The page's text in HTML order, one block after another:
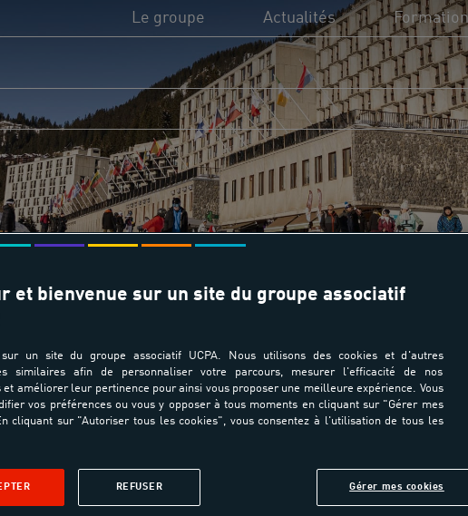
Le groupe
L'UCPA, c'est quoi ?
Utilité sociale de l'UCPA
Missions et valeurs
Transition écologique
Domaines d'activité
Actualités
UCPA
Diplômes
LES
et bienvenue sur un site du groupe associatif
un site du groupe associatif UCPA. Nous utilisons des cookies et d'autres
similaires afin de personnaliser votre parcours, mesurer l'efficacité de nos
et améliorer leur pertinence pour ainsi vous proposer une meilleure expérience. Vous
vos préférences ou vous y opposer à tous moments en cliquant sur "Gérer mes
cliquant sur "Autoriser tous les cookies", vous consentez à l'utilisation de tous les
Gérer mes cookies
REFUSER